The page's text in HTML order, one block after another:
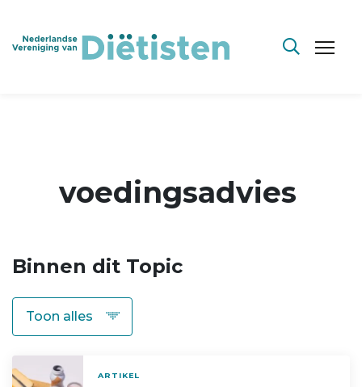
voedingsadvies
Binnen dit Topic
ARTIKEL